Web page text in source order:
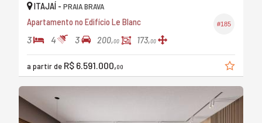
#185
ITAJAÍ - PRAIA BRAVA
Apartamento no Edifício Le Blanc
3 4 3 200,00 173,00
a partir de R$ 6.591.000,00